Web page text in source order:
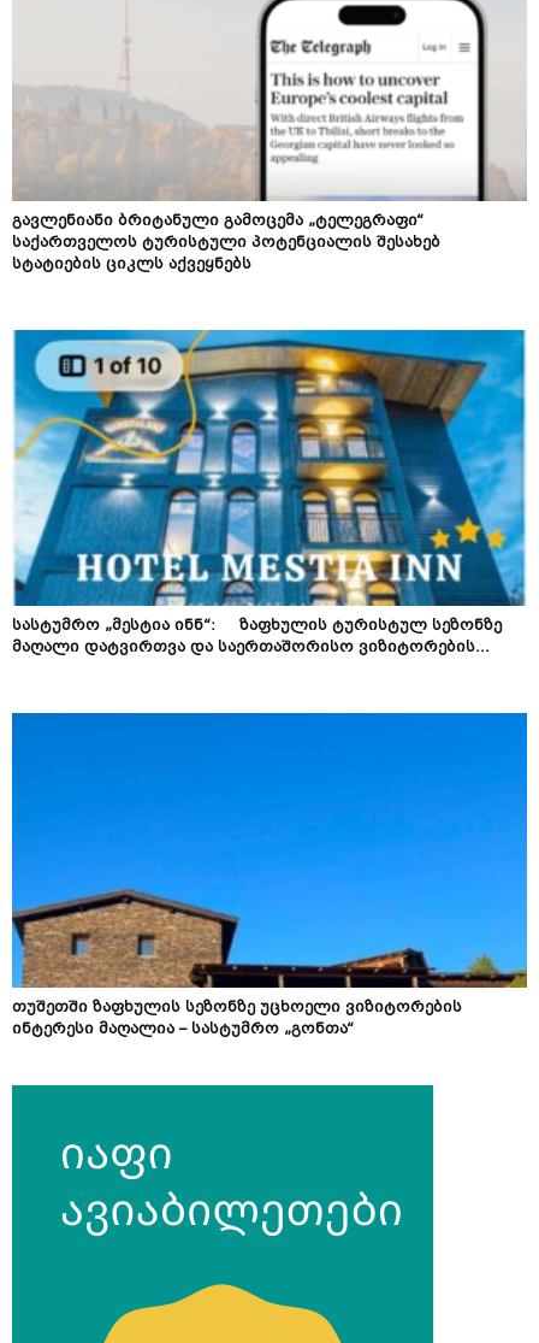
გავლენიანი ბრიტანული გამოცემა „ტელეგრაფი“
საქართველოს ტურისტული პოტენციალის შესახებ
სტატიების ციკლს აქვეყნებს
სასტუმრო „მესტია ინნ“: ზაფხულის ტურისტულ სეზონზე
მაღალი დატვირთვა და საერთაშორისო ვიზიტორების...
თუშეთში ზაფხულის სეზონზე უცხოელი ვიზიტორების
ინტერესი მაღალია – სასტუმრო „გონთა“